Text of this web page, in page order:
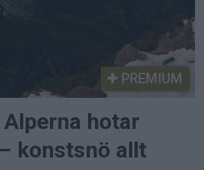
PREMIUM
hotar
konstsnö allt